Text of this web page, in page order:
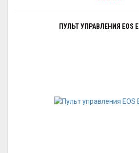
ПУЛЬТ УПРАВЛЕНИЯ EOS